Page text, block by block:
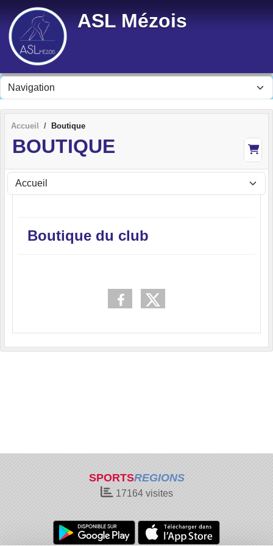
ASL Mézois
Accueil Boutique
BOUTIQUE
Boutique du club
SPORTSREGIONS
17164visites
Panneau de gestion des cookies